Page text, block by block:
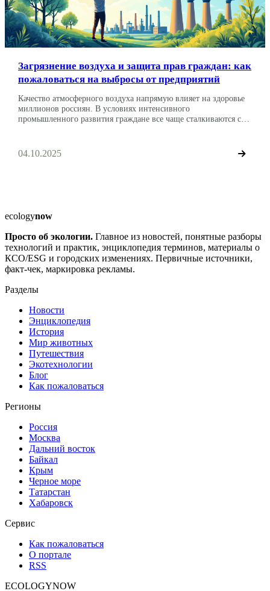
Загрязнение воздуха и защита прав граждан: как
пожаловаться на выбросы от предприятий
Качество атмосферного воздуха напрямую влияет на здоровье
миллионов россиян. В условиях интенсивного
промышленного развития граждане все чаще сталкиваются с
прав и механизмов их защиты становится жизненно важным
для каждого человека. Мы подготовили материал, которые
04.10.2025
ecologynow
Просто об экологии. Главное из новостей, понятные разборы
технологий и практик, энциклопедия терминов, материалы о
КСО/ESG и городских изменениях. Первичные источники,
факт-чек, маркировка рекламы.
Разделы
Новости
Энциклопедия
История
Мир животных
Путешествия
Экотехнологии
Блог
Как пожаловаться
Регионы
Россия
Москва
Дальний восток
Байкал
Крым
Черное море
Татарстан
Хабаровск
Сервис
Как пожаловаться
О портале
RSS
ECOLOGYNOW